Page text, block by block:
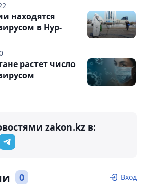
находятся
в Нур-
растет число
zakon.kz в:
0 Вход